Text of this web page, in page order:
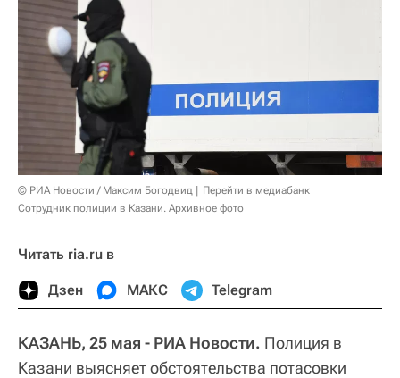
© РИА Новости / Максим Богодвид
Перейти в медиабанк
Сотрудник полиции в Казани. Архивное фото
Читать ria.ru в
Дзен МАКС Telegram
КАЗАНЬ, 25 мая - РИА Новости. Полиция в
Казани выясняет обстоятельства потасовки